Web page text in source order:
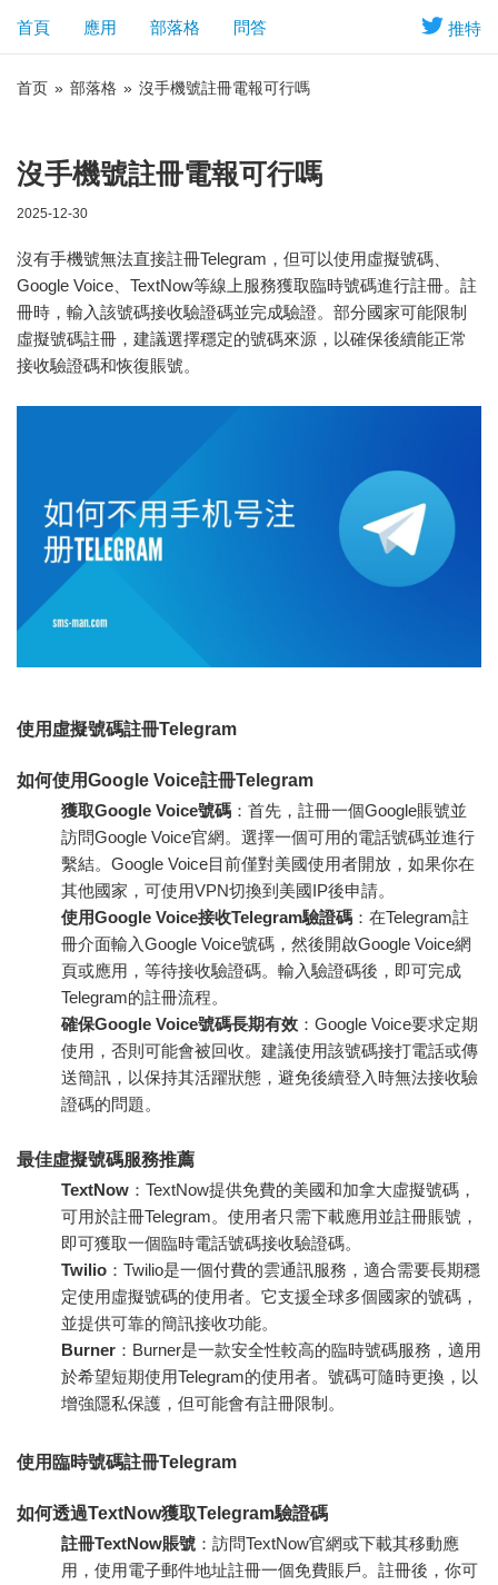
推特
首頁 應用 部落格 問答
首页 » 部落格 » 沒手機號註冊電報可行嗎
沒手機號註冊電報可行嗎
2025-12-30
沒有手機號無法直接註冊Telegram，但可以使用虛擬號碼、
Google Voice、TextNow等線上服務獲取臨時號碼進行註冊。註
冊時，輸入該號碼接收驗證碼並完成驗證。部分國家可能限制
虛擬號碼註冊，建議選擇穩定的號碼來源，以確保後續能正常
接收驗證碼和恢復賬號。
使用虛擬號碼註冊Telegram
如何使用Google Voice註冊Telegram
獲取Google Voice號碼 ：首先，註冊一個Google賬號並
訪問Google Voice官網。選擇一個可用的電話號碼並進行
繫結。Google Voice目前僅對美國使用者開放，如果你在
其他國家，可使用VPN切換到美國IP後申請。
使用Google Voice接收Telegram驗證碼 ：在Telegram註
冊介面輸入Google Voice號碼，然後開啟Google Voice網
頁或應用，等待接收驗證碼。輸入驗證碼後，即可完成
Telegram的註冊流程。
確保Google Voice號碼長期有效 ：Google Voice要求定期
使用，否則可能會被回收。建議使用該號碼接打電話或傳
送簡訊，以保持其活躍狀態，避免後續登入時無法接收驗
證碼的問題。
最佳虛擬號碼服務推薦
TextNow ：TextNow提供免費的美國和加拿大虛擬號碼，
可用於註冊Telegram。使用者只需下載應用並註冊賬號，
即可獲取一個臨時電話號碼接收驗證碼。
Twilio ：Twilio是一個付費的雲通訊服務，適合需要長期穩
定使用虛擬號碼的使用者。它支援全球多個國家的號碼，
並提供可靠的簡訊接收功能。
Burner ：Burner是一款安全性較高的臨時號碼服務，適用
於希望短期使用Telegram的使用者。號碼可隨時更換，以
增強隱私保護，但可能會有註冊限制。
使用臨時號碼註冊Telegram
如何透過TextNow獲取Telegram驗證碼
註冊TextNow賬號 ：訪問TextNow官網或下載其移動應
用，使用電子郵件地址註冊一個免費賬戶。註冊後，你可